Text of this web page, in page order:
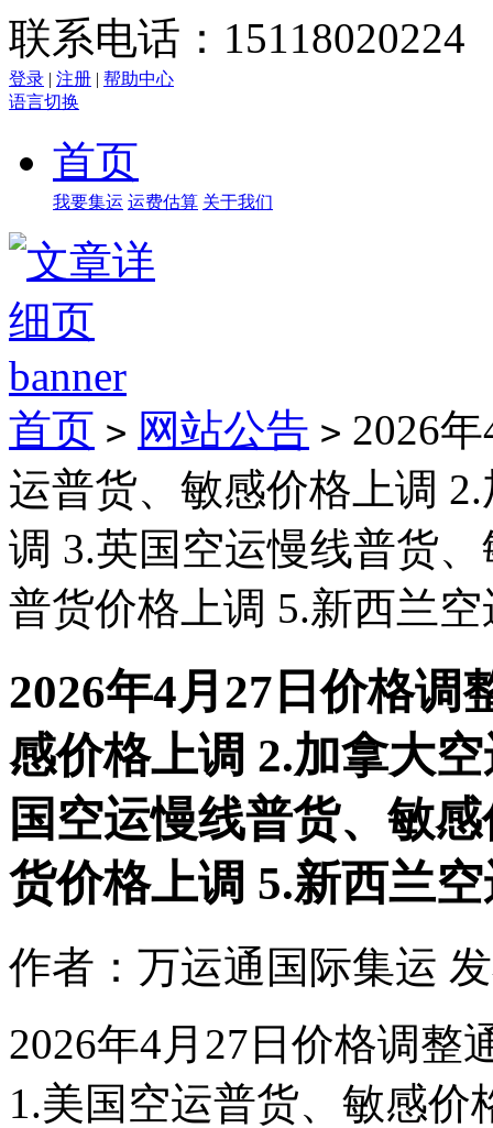
联系电话：15118020224
登录 | 注册 | 帮助中心
语言切换
首页
我要集运 运费估算 关于我们
首页 > 网站公告 > 2026
运普货、敏感价格上调
调 3.英国空运慢线普货
普货价格上调 5.新西兰
2026年4月27日价格调
感价格上调 2.加拿大
国空运慢线普货、敏
货价格上调 5.新西兰
作者：万运通国际集运
2026年4月27日价格调整
1.美国空运普货、敏感价